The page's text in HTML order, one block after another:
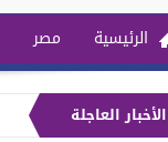
الرئيسية مصر
الأخبار العاجلة